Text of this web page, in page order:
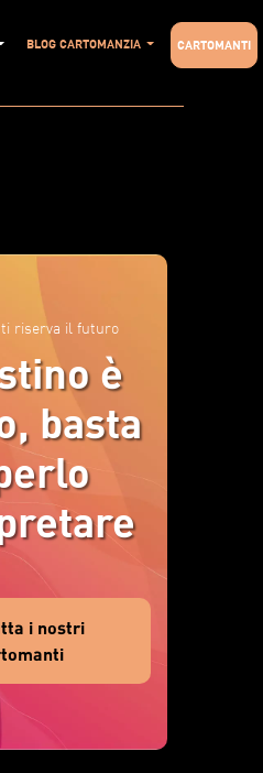
BLOG CARTOMANZIA CARTOMANTI
ti riserva il futuro
è
basta
i nostri